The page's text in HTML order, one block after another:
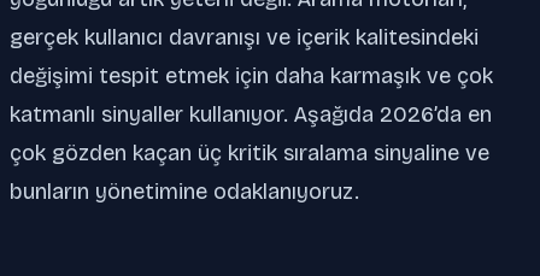
gerçek kullanıcı davranışı ve içerik kalitesindeki
değişimi tespit etmek için daha karmaşık ve çok
katmanlı sinyaller kullanıyor. Aşağıda 2026’da en
çok gözden kaçan üç kritik sıralama sinyaline ve
bunların yönetimine odaklanıyoruz.